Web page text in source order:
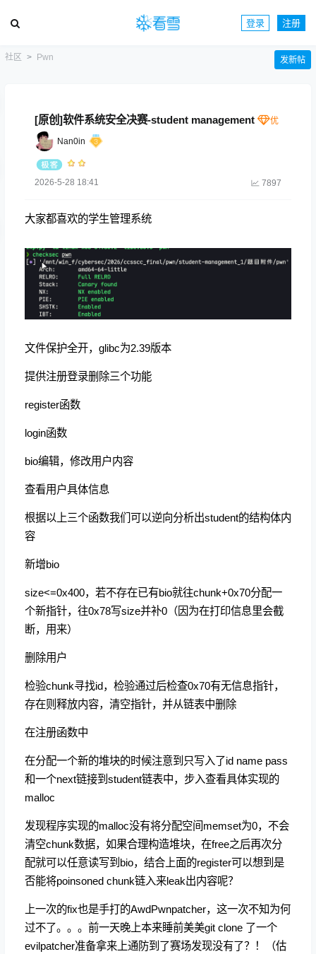
登录 注册
社区 Pwn 发新帖
[原创]软件系统安全决赛-student management
Nan0in
2026-5-28 18:41 7897
大家都喜欢的学生管理系统
文件保护全开，glibc为2.39版本
提供注册登录删除三个功能
register函数
login函数
bio编辑，修改用户内容
查看用户具体信息
根据以上三个函数我们可以逆向分析出student的结构体内
容
新增bio
size<=0x400，若不存在已有bio就往chunk+0x70分配一
个新指针，往0x78写size并补0（因为在打印信息里会截
断，用来）
删除用户
检验chunk寻找id，检验通过后检查0x70有无信息指针，
存在则释放内容，清空指针，并从链表中删除
在注册函数中
在分配一个新的堆块的时候注意到只写入了id name pass
和一个next链接到student链表中，步入查看具体实现的
malloc
发现程序实现的malloc没有将分配空间memset为0，不会
清空chunk数据，如果合理构造堆块，在free之后再次分
配就可以任意读写到bio，结合上面的register可以想到是
否能将poinsoned chunk链入来leak出内容呢？
上一次的fix也是手打的AwdPwnpatcher，这一次不知为何
过不了。。。前一天晚上本来睡前美美git clone 了一个
evilpatcher准备拿来上通防到了赛场发现没有了？！（估